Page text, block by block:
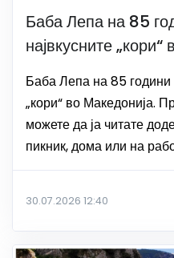
Баба Лепа на 85
највкусните
Баба Лепа на 85 години
„кори“ во Македонија.
можете да ја читате
пикник, дома или на
30.07.2026 12:40